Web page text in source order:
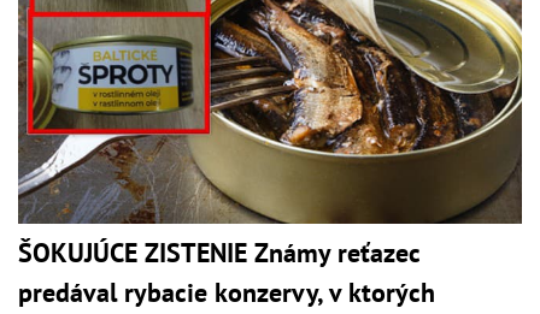
ŠOKUJÚCE ZISTENIE Známy reťazec
predával rybacie konzervy, v ktorých